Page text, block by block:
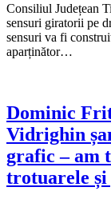
Consiliul Județean
sensuri giratorii pe
sensuri va fi
aparținător…
Dominic
Vidrighin
grafic – am
trotuarele și